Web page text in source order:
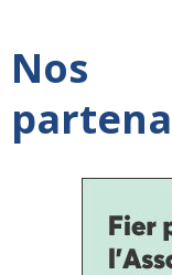
Nos